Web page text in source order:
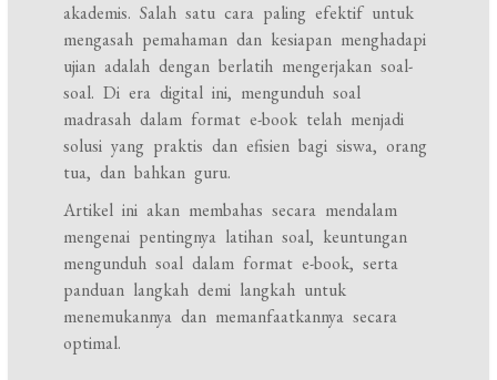
akademis. Salah satu cara paling efektif untuk
mengasah pemahaman dan kesiapan menghadapi
ujian adalah dengan berlatih mengerjakan soal-
soal. Di era digital ini, mengunduh soal
madrasah dalam format e-book telah menjadi
solusi yang praktis dan efisien bagi siswa, orang
tua, dan bahkan guru.
Artikel ini akan membahas secara mendalam
mengenai pentingnya latihan soal, keuntungan
mengunduh soal dalam format e-book, serta
panduan langkah demi langkah untuk
menemukannya dan memanfaatkannya secara
optimal.